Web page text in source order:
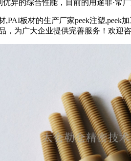
异的综合性能，目前的用途非·
,PAI板材的生产厂家peek注塑,peek
，为广大企业提供完善服务！欢迎